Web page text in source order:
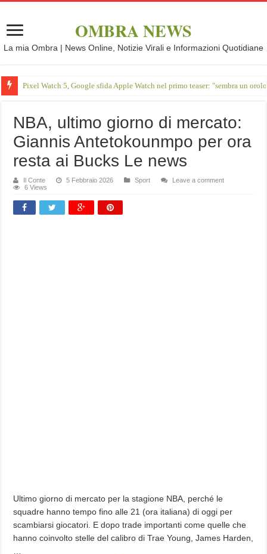
OMBRA NEWS
La mia Ombra | News Online, Notizie Virali e Informazioni Quotidiane
Pixel Watch 5, Google sfida Apple Watch nel primo teaser: "sembra un
NBA, ultimo giorno di mercato:
Giannis Antetokounmpo per ora
resta ai Bucks Le news
Il Conte 5 Febbraio 2026 Sport
Leave a comment
6 Views
Ultimo giorno di mercato per la stagione NBA, perché le
squadre hanno tempo fino alle 21 (ora italiana) di oggi per
scambiarsi giocatori. E dopo trade importanti come quelle che
hanno coinvolto stelle del calibro di Trae Young, James Harden,